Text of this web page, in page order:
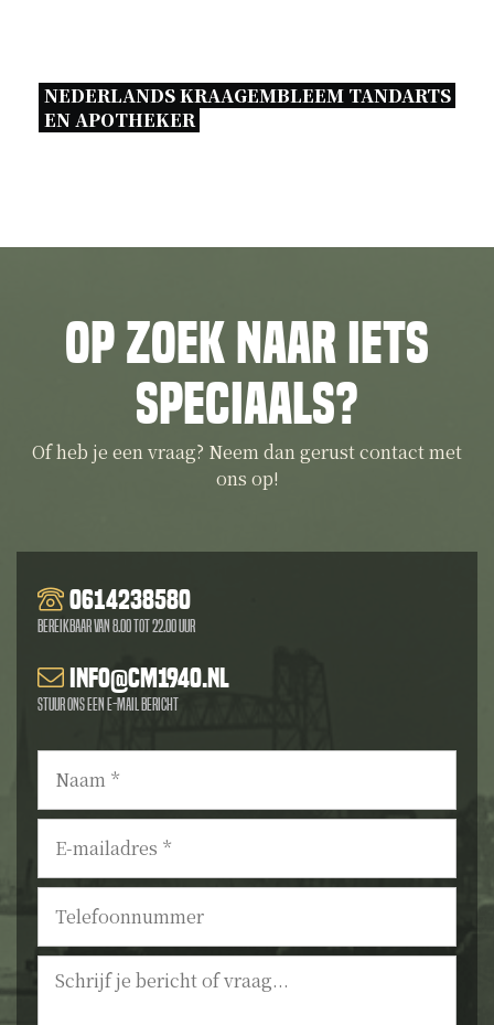
NEDERLANDS KRAAGEMBLEEM TANDARTS
EN APOTHEKER
Op zoek naar iets
speciaals?
Of heb je een vraag? Neem dan gerust contact met
ons op!
0614238580
Bereikbaar van 8.00 tot 22.00 uur
info@cm1940.nl
Stuur ons een e-mail bericht
Naam *
E-
mailadres *
Telefoonnummer
Bericht